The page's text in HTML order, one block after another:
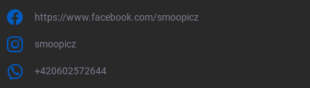
https://www.facebook.com/smoopicz
smoopicz
+420602572644